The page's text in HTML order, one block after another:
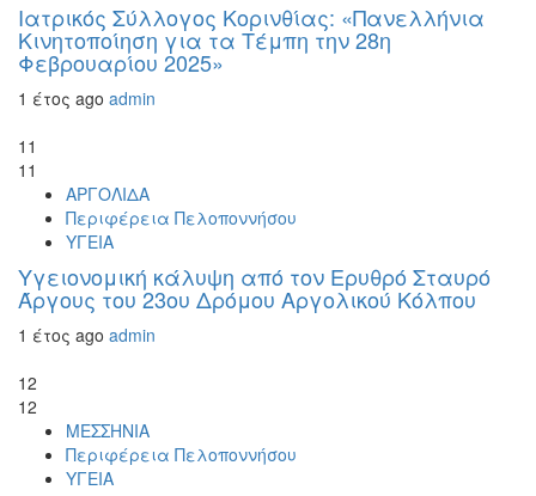
Ιατρικός Σύλλογος Κορινθίας: «Πανελλήνια
Κινητοποίηση για τα Τέμπη την 28η
Φεβρουαρίου 2025»
1 έτος ago admin
11
11
ΑΡΓΟΛΙΔΑ
Περιφέρεια Πελοποννήσου
ΥΓΕΙΑ
Υγειονομική κάλυψη από τον Ερυθρό Σταυρό
Άργους του 23ου Δρόμου Αργολικού Κόλπου
1 έτος ago admin
12
12
ΜΕΣΣΗΝΙΑ
Περιφέρεια Πελοποννήσου
ΥΓΕΙΑ